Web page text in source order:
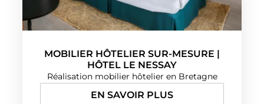
MOBILIER HÔTELIER SUR-MESURE |
HÔTEL LE NESSAY
Réalisation mobilier hôtelier en Bretagne
EN SAVOIR PLUS